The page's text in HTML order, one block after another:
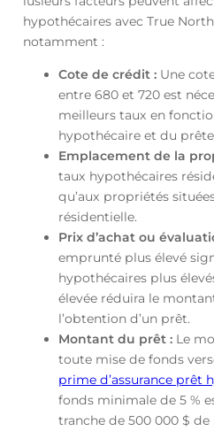
hypothécaires avec True
notamment :
Cote de crédit : Une
entre 680 et 720 est
meilleurs taux en
hypothécaire et du
Emplacement de la
taux hypothécaires
qu’aux propriétés
résidentielle.
Prix d’achat ou
emprunté plus élevé
hypothécaires plus
élevée réduira le
l’obtention d’un prêt.
Montant du prêt : Le
toute mise de fonds
prime d’assurance prêt
fonds minimale de 5 %
tranche de 500 000 $